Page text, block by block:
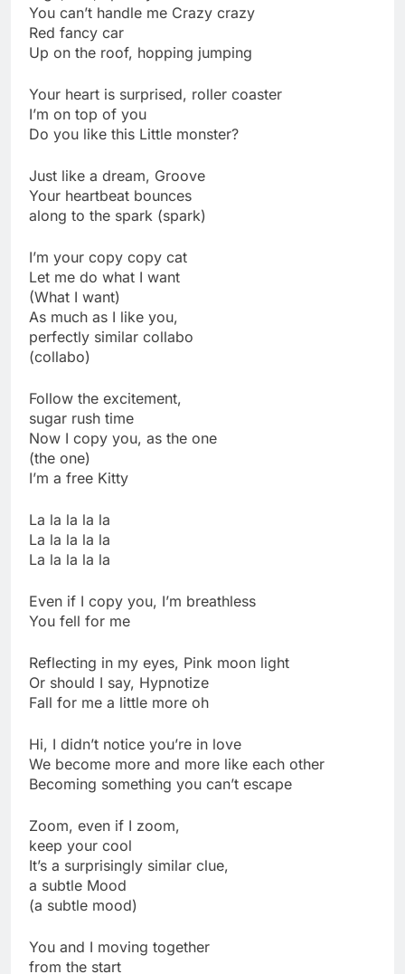
You can’t handle me Crazy crazy
Red fancy car
Up on the roof, hopping jumping
Your heart is surprised, roller coaster
I’m on top of you
Do you like this Little monster?
Just like a dream, Groove
Your heartbeat bounces
along to the spark (spark)
I’m your copy copy cat
Let me do what I want
(What I want)
As much as I like you,
perfectly similar collabo
(collabo)
Follow the excitement,
sugar rush time
Now I copy you, as the one
(the one)
I’m a free Kitty
La la la la la
La la la la la
La la la la la
Even if I copy you, I’m breathless
You fell for me
Reflecting in my eyes, Pink moon light
Or should I say, Hypnotize
Fall for me a little more oh
Hi, I didn’t notice you’re in love
We become more and more like each other
Becoming something you can’t escape
Zoom, even if I zoom,
keep your cool
It’s a surprisingly similar clue,
a subtle Mood
(a subtle mood)
You and I moving together
from the start